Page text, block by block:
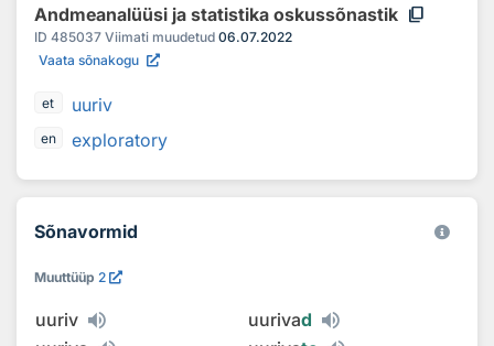
Andmeanalüüsi ja statistika oskussõnastik content_copy
ID 485037 Viimati muudetud 06.07.2022
Vaata sõnakogu
et uuriv
en exploratory
Sõnavormid
Muuttüüp 2
uuriv uurivad